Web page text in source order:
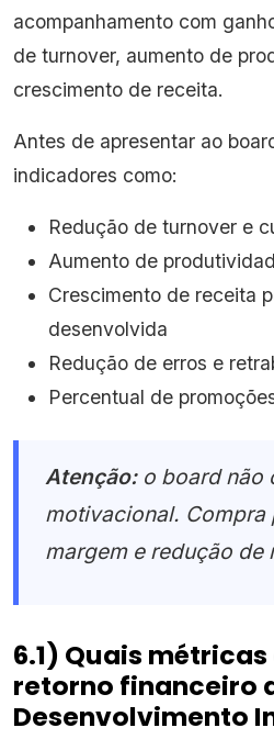
acompanhamento com
de turnover, aumento de
crescimento de receita.
Antes de apresentar ao
indicadores como:
Redução de turnover e
Aumento de
Crescimento de receita
desenvolvida
Redução de erros e
Percentual de
Atenção:o board não
motivacional.
margem e redução de
6.1) Quais
retorno financeiro
Desenvolvimento